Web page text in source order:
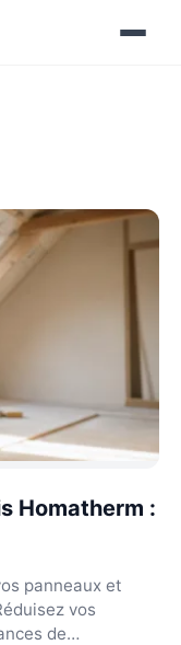
Homatherm :
panneaux et
vos
de